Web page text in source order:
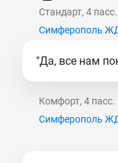
Стандарт, 4 пасс.
Симферополь
"Да, все нам
Комфорт, 4 пасс.
Симферополь